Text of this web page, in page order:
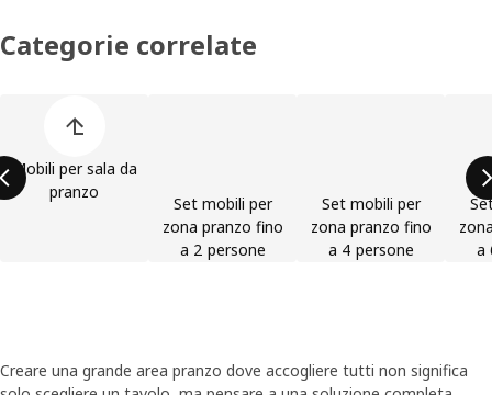
Categorie correlate
Mobili per sala da
pranzo
Set mobili per
zona pranzo fino
a 2 persone
Set mobili per
zona pranzo fino
a 4 persone
a
Creare una grande area pranzo dove accogliere tutti non significa